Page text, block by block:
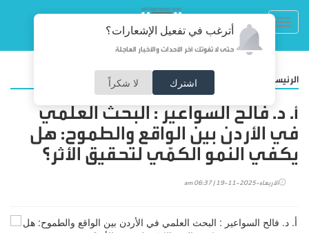
أترغب في تفعيل الإشعارات؟
حتى لا تفوتك آخر الأحداث والأخبار العاجلة
اشترك لا شكراً الرئيسية
أ. د. فالح السواعير : البحث العلمي
في الأردن بين الواقع والطموح: هل
يكفي النمو الكمّي لتحقيق الأثر؟
الأربعاء-2025-11-19 | 06:37 am